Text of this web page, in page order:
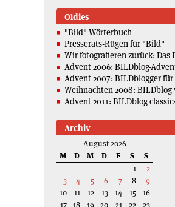
Oldies
"Bild"-Wörterbuch
Presserats-Rügen für "Bild"
Wir fotografieren zurück: Das
Advent 2006: BILDblog-
Advent 2007: BILDblogger für
Weihnachten 2008: BILDblog
Advent 2011: BILDblog
Archiv
August 2026
M
D M D F S
S
1
2
3
4 5 6 7 8
9
10
11 12 13 14 15
16
17 18 19 20 21 22 23